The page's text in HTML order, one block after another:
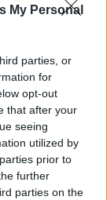
My Personal
parties, or
for
opt-out
that after your
seeing
utilized by
prior to
further
parties on the
Carlo
Avane
Ramadan
denaro